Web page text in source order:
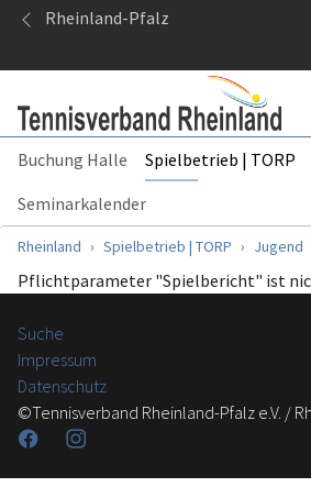
Springe zum Seiteninhalt
Rheinland-Pfalz
Buchung Halle Spielbetrieb | TORP
Seminarkalender
Sie sind hier:
Rheinland Spielbetrieb | TORP Jugend
Pflichtparameter "Spielbericht" ist
Suche
Impressum
Datenschutz
©Tennisverband Rheinland-Pfalz e.V. /
FacebookInstagram